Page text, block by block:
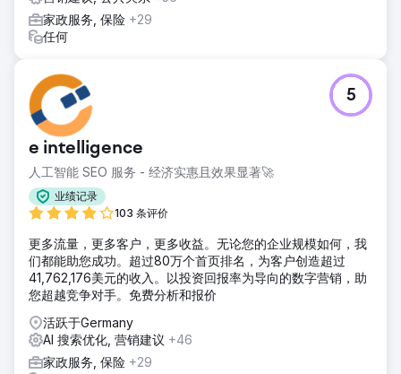
家政服务, 保险 +29
任何
e intelligence
人工智能 SEO 服务 - 经济实惠且效果显著🚀
业绩记录
103 条评价
5
更多流量，更多客户，更多收益。无论您的企业规模如何，我
们都能助您成功。超过80万个首页排名，为客户创造超过
41,762,176美元的收入。以投资回报率为导向的数字营销，助
您超越竞争对手。免费分析和报价
活跃于Germany
AI 搜索优化, 营销建议 +46
家政服务, 保险 +29